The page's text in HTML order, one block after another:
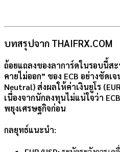
บทสรุปจาก THAIFRX.COM
ถ้อยแถลงของลาการ์ดในรอบนี้ส
คายไม่ออก” ของ ECB อย่างชัดเ
Neutral) ส่งผลให้ค่าเงินยูโร
เนื่องจากนักลงทุนไม่แน่ใจว่า
พยุงเศรษฐกิจก่อน
กลยุทธ์แนะนำ: